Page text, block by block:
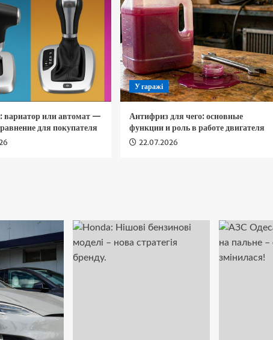
вариатор или автомат —
для покупателя
У гаражі
Антифриз для чего: основные
функции и роль в работе двигателя
22.07.2026